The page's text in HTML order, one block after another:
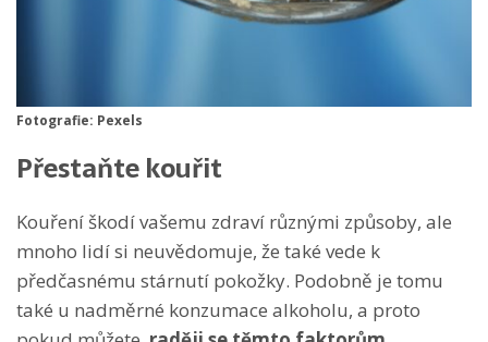
Fotografie: Pexels
Přestaňte kouřit
Kouření škodí vašemu zdraví různými způsoby, ale
mnoho lidí si neuvědomuje, že také vede k
předčasnému stárnutí pokožky. Podobně je tomu
také u nadměrné konzumace alkoholu, a proto